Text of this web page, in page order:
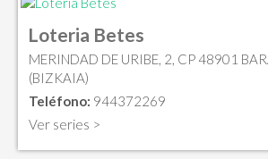
Loteria Betes
MERINDAD DE URIBE, 2, CP 48901
(BIZKAIA)
Teléfono: 944372269
Ver series >